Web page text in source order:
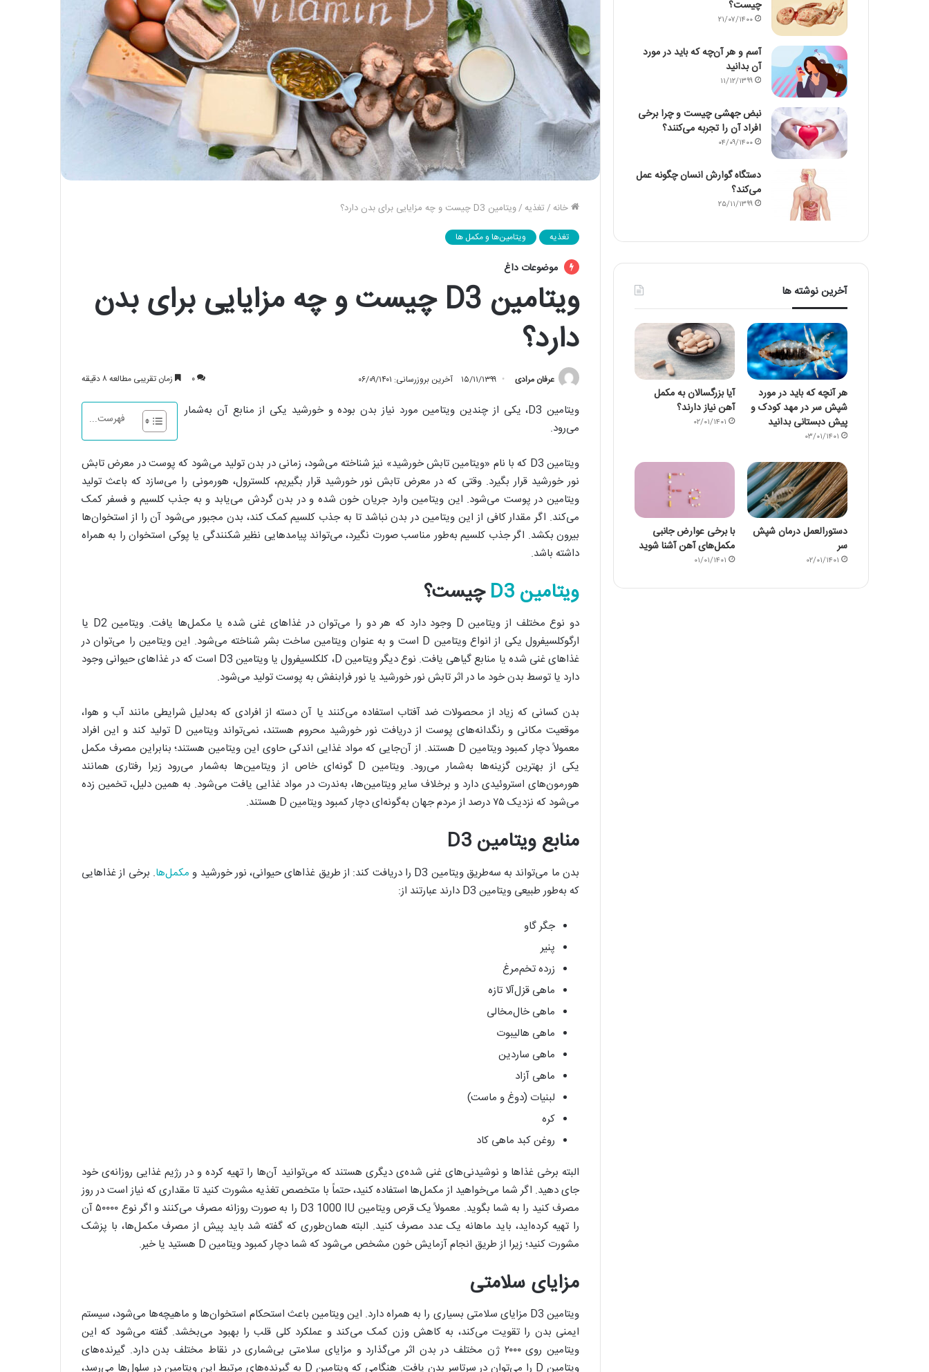
خانه/تغذیه/ویتامین D3 چیست و چه مزایایی برای بدن دارد؟
تغذیه ویتامین‌ها و مکمل ها
موضوعات داغ
ویتامین D3 چیست و چه مزایایی برای بدن
دارد؟
عرفان مرادی ۱۵/۱۱/۱۳۹۹ آخرین بروزرسانی: ۰۶/۰۹/۱۴۰۱ ۰ زمان تقریبی مطالعه ۸ دقیقه
فهرست...
ویتامین D3، یکی از چندین ویتامین مورد نیاز بدن بوده و خورشید یکی از منابع آن به‌شمار
می‌رود.
ویتامین D3 که با نام «ویتامین تابش خورشید» نیز شناخته می‌شود، زمانی در بدن تولید می‌شود که پوست در معرض تابش
نور خورشید قرار بگیرد. وقتی که در معرض تابش نور خورشید قرار بگیریم، کلسترول، هورمونی را می‌سازد که باعث تولید
ویتامین در پوست می‌شود. این ویتامین وارد جریان خون شده و در بدن گردش می‌یابد و به جذب کلسیم و فسفر کمک
می‌کند. اگر مقدار کافی از این ویتامین در بدن نباشد تا به جذب کلسیم کمک کند، بدن مجبور می‌شود آن را از استخوان‌ها
بیرون بکشد. اگر جذب کلسیم به‌طور مناسب صورت نگیرد، می‌تواند پیامدهایی نظیر شکنندگی یا پوکی استخوان را به همراه
داشته باشد.
ویتامین D3 چیست؟
دو نوع مختلف از ویتامین D وجود دارد که هر دو را می‌توان در غذاهای غنی شده یا مکمل‌ها یافت. ویتامین D2 یا
ارگوکلسیفرول یکی از انواع ویتامین D است و به عنوان ویتامین ساخت بشر شناخته می‌شود. این ویتامین را می‌توان در
غذاهای غنی شده یا منابع گیاهی یافت. نوع دیگر ویتامین D، کلکلسیفرول یا ویتامین D3 است که در غذاهای حیوانی وجود
دارد یا توسط بدن خود ما در اثر تابش نور خورشید یا نور فرابنفش به پوست تولید می‌شود.
بدن کسانی که زیاد از محصولات ضد آفتاب استفاده می‌کنند یا آن دسته از افرادی که به‌دلیل شرایطی مانند آب و هوا،
موقعیت مکانی و رنگدانه‌های پوست از دریافت نور خورشید محروم هستند، نمی‌تواند ویتامین D تولید کند و این افراد
معمولاً دچار کمبود ویتامین D هستند. از آن‌جایی که مواد غذایی اندکی حاوی این ویتامین هستند؛ بنابراین مصرف مکمل
یکی از بهترین گزینه‌ها به‌شمار می‌رود. ویتامین D گونه‌ای خاص از ویتامین‌ها به‌شمار می‌رود زیرا رفتاری همانند
هورمون‌های استروئیدی دارد و برخلاف سایر ویتامین‌ها، به‌ندرت در مواد غذایی یافت می‌شود. به همین دلیل، تخمین زده
می‌شود که نزدیک ۷۵ درصد از مردم جهان به‌گونه‌ای دچار کمبود ویتامین D هستند.
منابع ویتامین D3
بدن ما می‌تواند به سه‌طریق ویتامین D3 را دریافت کند: از طریق غذاهای حیوانی، نور خورشید و مکمل‌ها. برخی از غذاهایی
که به‌طور طبیعی ویتامین D3 دارند عبارتند از:
جگر گاو
پنیر
زرده تخم‌مرغ
ماهی قزل‌آلا تازه
ماهی خال‌مخالی
ماهی هالیبوت
ماهی ساردین
ماهی آزاد
لبنیات (دوغ و ماست)
کره
روغن کبد ماهی کاد
البته برخی غذاها و نوشیدنی‌های غنی شده‌ی دیگری هستند که می‌توانید آن‌ها را تهیه کرده و در رژیم غذایی روزانه‌ی خود
جای دهید. اگر شما می‌خواهید از مکمل‌ها استفاده کنید، حتماً با متخصص تغذیه مشورت کنید تا مقداری که نیاز است در روز
مصرف کنید را به شما بگوید. معمولاً یک قرص ویتامین D3 1000 IU را به صورت روزانه مصرف می‌کنند و اگر نوع ۵۰۰۰۰ آن
را تهیه کرده‌اید، باید ماهانه یک عدد مصرف کنید. البته همان‌طوری که گفته شد باید پیش از مصرف مکمل‌ها، با پزشک
مشورت کنید؛ زیرا از طریق انجام آزمایش خون مشخص می‌شود که شما دچار کمبود ویتامین D هستید یا خیر.
مزایای سلامتی
ویتامین D3 مزایای سلامتی بسیاری را به همراه دارد. این ویتامین باعث استحکام استخوان‌ها و ماهیچه‌ها می‌شود، سیستم
ایمنی بدن را تقویت می‌کند، به کاهش وزن کمک می‌کند و عملکرد کلی قلب را بهبود می‌بخشد. گفته می‌شود که این
ویتامین روی ۲۰۰۰ ژن مختلف در بدن اثر می‌گذارد و مزایای سلامتی بی‌شماری در نقاط مختلف بدن دارد. گیرنده‌های
ویتامین D را می‌توان در سرتاسر بدن یافت. هنگامی که ویتامین D به گیرنده‌های مرتبط این ویتامین در سلول‌ها می‌رسد،
چیست؟
۲۱/۰۷/۱۴۰۰
آسم و هر آن‌چه که باید در مورد
آن بدانید
۱۱/۱۲/۱۳۹۹
نبض جهشی چیست و چرا برخی
افراد آن را تجربه می‌کنند؟
۰۴/۰۹/۱۴۰۰
دستگاه گوارش انسان چگونه عمل
می‌کند؟
۲۵/۱۱/۱۳۹۹
آخرین نوشته ها
هر آنچه که باید در مورد
شپش سر در مهد کودک و
پیش دبستانی بدانید
۰۳/۰۱/۱۴۰۱
آیا بزرگسالان به مکمل
آهن نیاز دارند؟
۰۲/۰۱/۱۴۰۱
دستورالعمل درمان شپش
سر
۰۲/۰۱/۱۴۰۱
با برخی عوارض جانبی
مکمل‌های آهن آشنا شوید
۰۱/۰۱/۱۴۰۱